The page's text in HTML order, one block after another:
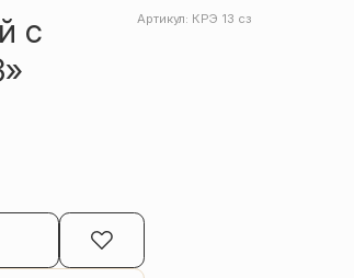
Акции
с
Артикул: КРЭ 13 сз